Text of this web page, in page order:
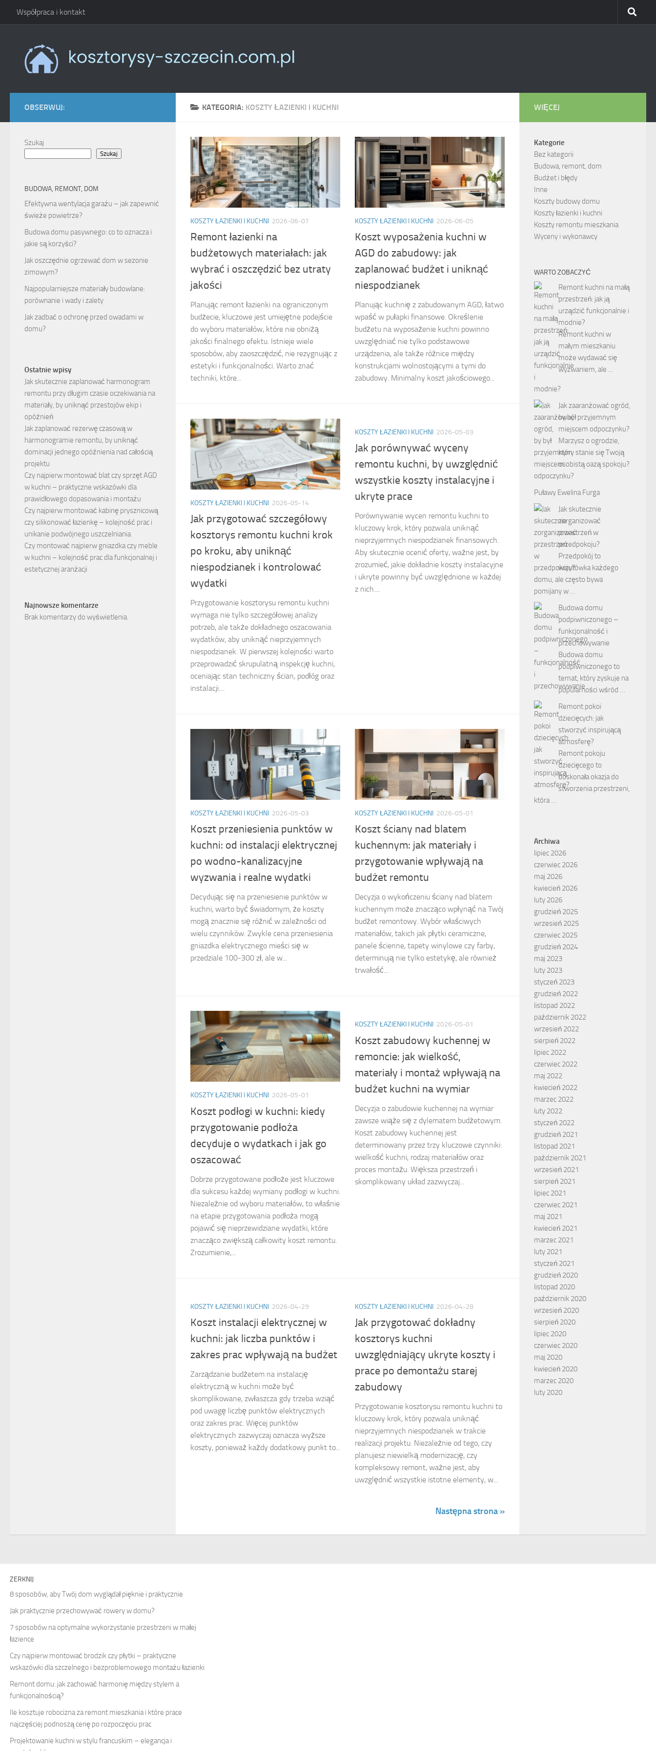
Skip to content
Współpraca i kontakt
KATEGORIA: KOSZTY ŁAZIENKI I KUCHNI
KOSZTY ŁAZIENKI I KUCHNI 2026-06-07
Remont łazienki na
budżetowych materiałach: jak
wybrać i oszczędzić bez utraty
jakości
Planując remont łazienki na ograniczonym
budżecie, kluczowe jest umiejętne podejście
do wyboru materiałów, które nie obniżą
jakości finalnego efektu. Istnieje wiele
sposobów, aby zaoszczędzić, nie rezygnując z
estetyki i funkcjonalności. Warto znać
techniki, które...
KOSZTY ŁAZIENKI I KUCHNI 2026-06-05
Koszt wyposażenia kuchni w
AGD do zabudowy: jak
zaplanować budżet i uniknąć
niespodzianek
Planując kuchnię z zabudowanym AGD, łatwo
wpaść w pułapki finansowe. Określenie
budżetu na wyposażenie kuchni powinno
uwzględniać nie tylko podstawowe
urządzenia, ale także różnice między
konstrukcjami wolnostojącymi a tymi do
zabudowy. Minimalny koszt jakościowego...
KOSZTY ŁAZIENKI I KUCHNI 2026-05-14
Jak przygotować szczegółowy
kosztorys remontu kuchni krok
po kroku, aby uniknąć
niespodzianek i kontrolować
wydatki
Przygotowanie kosztorysu remontu kuchni
wymaga nie tylko szczegółowej analizy
potrzeb, ale także dokładnego oszacowania
wydatków, aby uniknąć nieprzyjemnych
niespodzianek. W pierwszej kolejności warto
przeprowadzić skrupulatną inspekcję kuchni,
oceniając stan techniczny ścian, podłóg oraz
instalacji....
KOSZTY ŁAZIENKI I KUCHNI 2026-05-03
Jak porównywać wyceny
remontu kuchni, by uwzględnić
wszystkie koszty instalacyjne i
ukryte prace
Porównywanie wycen remontu kuchni to
kluczowy krok, który pozwala uniknąć
nieprzyjemnych niespodzianek finansowych.
Aby skutecznie ocenić oferty, ważne jest, by
zrozumieć, jakie dokładnie koszty instalacyjne
i ukryte powinny być uwzględnione w każdej
z nich....
KOSZTY ŁAZIENKI I KUCHNI 2026-05-03
Koszt przeniesienia punktów w
kuchni: od instalacji elektrycznej
po wodno-kanalizacyjne
wyzwania i realne wydatki
Decydując się na przeniesienie punktów w
kuchni, warto być świadomym, że koszty
mogą znacznie się różnić w zależności od
wielu czynników. Zwykle cena przeniesienia
gniazdka elektrycznego mieści się w
przedziale 100-300 zł, ale w...
KOSZTY ŁAZIENKI I KUCHNI 2026-05-01
Koszt ściany nad blatem
kuchennym: jak materiały i
przygotowanie wpływają na
budżet remontu
Decyzja o wykończeniu ściany nad blatem
kuchennym może znacząco wpłynąć na Twój
budżet remontowy. Wybór właściwych
materiałów, takich jak płytki ceramiczne,
panele ścienne, tapety winylowe czy farby,
determinują nie tylko estetykę, ale również
trwałość...
KOSZTY ŁAZIENKI I KUCHNI 2026-05-01
Koszt podłogi w kuchni: kiedy
przygotowanie podłoża
decyduje o wydatkach i jak go
oszacować
Dobrze przygotowane podłoże jest kluczowe
dla sukcesu każdej wymiany podłogi w kuchni.
Niezależnie od wyboru materiałów, to właśnie
na etapie przygotowania podłoża mogą
pojawić się nieprzewidziane wydatki, które
znacząco zwiększą całkowity koszt remontu.
Zrozumienie,...
KOSZTY ŁAZIENKI I KUCHNI 2026-05-01
Koszt zabudowy kuchennej w
remoncie: jak wielkość,
materiały i montaż wpływają na
budżet kuchni na wymiar
Decyzja o zabudowie kuchennej na wymiar
zawsze wiąże się z dylematem budżetowym.
Koszt zabudowy kuchennej jest
determinowany przez trzy kluczowe czynniki:
wielkość kuchni, rodzaj materiałów oraz
proces montażu. Większa przestrzeń i
skomplikowany układ zazwyczaj...
KOSZTY ŁAZIENKI I KUCHNI 2026-04-29
Koszt instalacji elektrycznej w
kuchni: jak liczba punktów i
zakres prac wpływają na budżet
Zarządzanie budżetem na instalację
elektryczną w kuchni może być
skomplikowane, zwłaszcza gdy trzeba wziąć
pod uwagę liczbę punktów elektrycznych
oraz zakres prac. Więcej punktów
elektrycznych zazwyczaj oznacza wyższe
koszty, ponieważ każdy dodatkowy punkt to...
KOSZTY ŁAZIENKI I KUCHNI 2026-04-28
Jak przygotować dokładny
kosztorys kuchni
uwzględniający ukryte koszty i
prace po demontażu starej
zabudowy
Przygotowanie kosztorysu remontu kuchni to
kluczowy krok, który pozwala uniknąć
nieprzyjemnych niespodzianek w trakcie
realizacji projektu. Niezależnie od tego, czy
planujesz niewielką modernizację, czy
kompleksowy remont, ważne jest, aby
uwzględnić wszystkie istotne elementy, w...
Następna strona »
OBSERWUJ:
Szukaj
Szukaj
BUDOWA, REMONT, DOM
Efektywna wentylacja garażu – jak zapewnić
świeże powietrze?
Budowa domu pasywnego: co to oznacza i
jakie są korzyści?
Jak oszczędnie ogrzewać dom w sezonie
zimowym?
Najpopularniejsze materiały budowlane:
porównanie i wady i zalety
Jak zadbać o ochronę przed owadami w
domu?
Ostatnie wpisy
Jak skutecznie zaplanować harmonogram
remontu przy długim czasie oczekiwania na
materiały, by uniknąć przestojów ekip i
opóźnień
Jak zaplanować rezerwę czasową w
harmonogramie remontu, by uniknąć
dominacji jednego opóźnienia nad całością
projektu
Czy najpierw montować blat czy sprzęt AGD
w kuchni – praktyczne wskazówki dla
prawidłowego dopasowania i montażu
Czy najpierw montować kabinę prysznicową
czy silikonować łazienkę – kolejność prac i
unikanie podwójnego uszczelniania
Czy montować najpierw gniazdka czy meble
w kuchni – kolejność prac dla funkcjonalnej i
estetycznej aranżacji
Najnowsze komentarze
Brak komentarzy do wyświetlenia.
WIĘCEJ
Kategorie
Bez kategorii
Budowa, remont, dom
Budżet i błędy
Inne
Koszty budowy domu
Koszty łazienki i kuchni
Koszty remontu mieszkania
Wyceny i wykonawcy
WARTO ZOBACZYĆ
Remont kuchni na małą
przestrzeń: jak ją
urządzić funkcjonalnie i
modnie?
Remont kuchni w
małym mieszkaniu
może wydawać się
wyzwaniem, ale …
Jak zaaranżować ogród,
by był przyjemnym
miejscem odpoczynku?
Marzysz o ogrodzie,
który stanie się Twoją
osobistą oazą spokoju?
…
Puławy Ewelina Furga
Jak skutecznie
zorganizować
przestrzeń w
przedpokoju?
Przedpokój to
wizytówka każdego
domu, ale często bywa
pomijany w …
Budowa domu
podpiwniczonego –
funkcjonalność i
przechowywanie
Budowa domu
podpiwniczonego to
temat, który zyskuje na
popularności wśród …
Remont pokoi
dziecięcych: jak
stworzyć inspirującą
atmosferę?
Remont pokoju
dziecięcego to
doskonała okazja do
stworzenia przestrzeni,
która …
Archiwa
lipiec 2026
czerwiec 2026
maj 2026
kwiecień 2026
luty 2026
grudzień 2025
wrzesień 2025
czerwiec 2025
grudzień 2024
maj 2023
luty 2023
styczeń 2023
grudzień 2022
listopad 2022
październik 2022
wrzesień 2022
sierpień 2022
lipiec 2022
czerwiec 2022
maj 2022
kwiecień 2022
marzec 2022
luty 2022
styczeń 2022
grudzień 2021
listopad 2021
październik 2021
wrzesień 2021
sierpień 2021
lipiec 2021
czerwiec 2021
maj 2021
kwiecień 2021
marzec 2021
luty 2021
styczeń 2021
grudzień 2020
listopad 2020
październik 2020
wrzesień 2020
sierpień 2020
lipiec 2020
czerwiec 2020
maj 2020
kwiecień 2020
marzec 2020
luty 2020
ZERKNIJ
8 sposobów, aby Twój dom wyglądał pięknie i praktycznie
Jak praktycznie przechowywać rowery w domu?
7 sposobów na optymalne wykorzystanie przestrzeni w małej
łazience
Czy najpierw montować brodzik czy płytki – praktyczne
wskazówki dla szczelnego i bezproblemowego montażu łazienki
Remont domu: jak zachować harmonię między stylem a
funkcjonalnością?
Ile kosztuje robocizna za remont mieszkania i które prace
najczęściej podnoszą cenę po rozpoczęciu prac
Projektowanie kuchni w stylu francuskim – elegancja i